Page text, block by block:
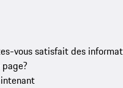
vous satisfait des